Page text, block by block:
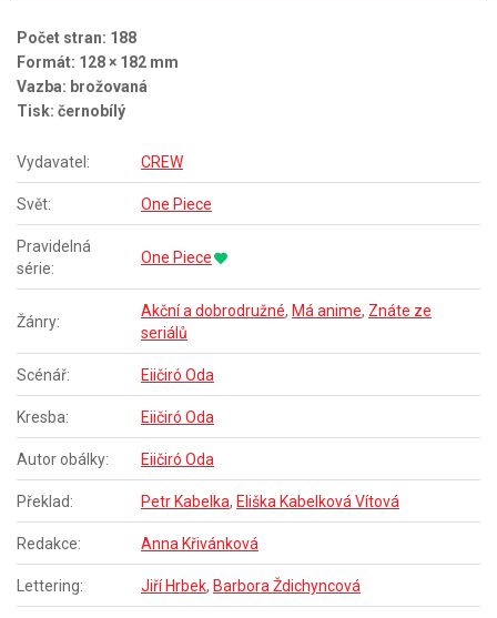
Počet stran: 188
Formát: 128 × 182 mm
Vazba: brožovaná
Tisk: černobílý
Vydavatel: CREW
Svět: One Piece
Pravidelná
série:
One Piece
Žánry:
Akční a dobrodružné, Má anime, Znáte ze
seriálů
Scénář: Eiičiró Oda
Kresba: Eiičiró Oda
Autor obálky: Eiičiró Oda
Překlad: Petr Kabelka, Eliška Kabelková Vítová
Redakce: Anna Křivánková
Lettering: Jiří Hrbek, Barbora Ždichyncová